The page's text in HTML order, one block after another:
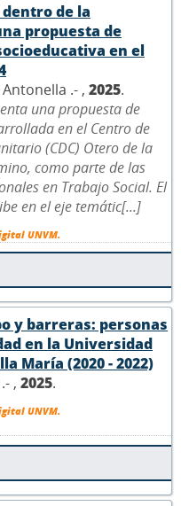
de la
propuesta de
en el
.- , 2025.
una propuesta de
en el Centro de
(CDC) Otero de la
como parte de las
en Trabajo Social. El
en el eje temátic[...]
UNVM.
y barreras: personas
en la Universidad
María (2020 - 2022)
, 2025.
UNVM.